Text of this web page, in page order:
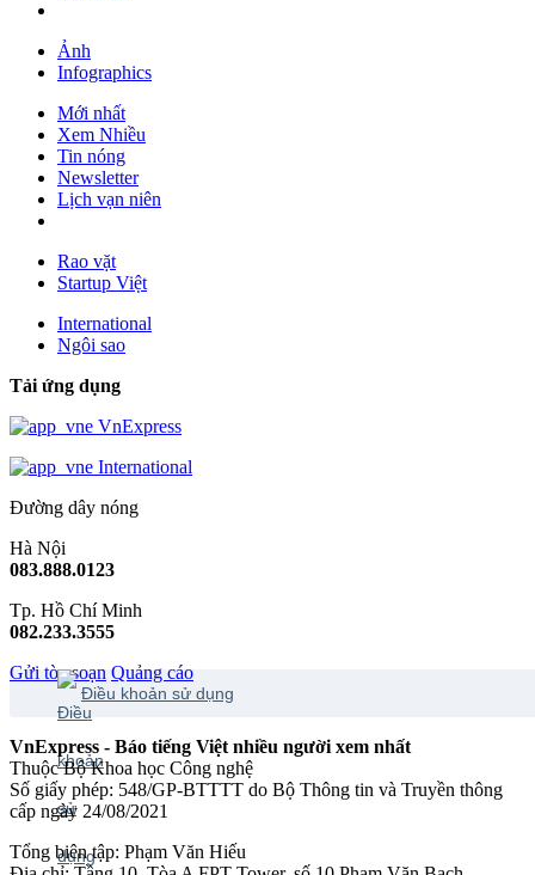
Ảnh
Infographics
Mới nhất
Xem Nhiều
Tin nóng
Newsletter
Lịch vạn niên
Rao vặt
Startup Việt
International
Ngôi sao
Tải ứng dụng
VnExpress
International
Đường dây nóng
Hà Nội
083.888.0123
Tp. Hồ Chí Minh
082.233.3555
Gửi tòa soạn Quảng cáo
Điều khoản sử dụng
VnExpress - Báo tiếng Việt nhiều người xem nhất
Thuộc Bộ Khoa học Công nghệ
Số giấy phép: 548/GP-BTTTT do Bộ Thông tin và Truyền thông
cấp ngày 24/08/2021
Tổng biên tập: Phạm Văn Hiếu